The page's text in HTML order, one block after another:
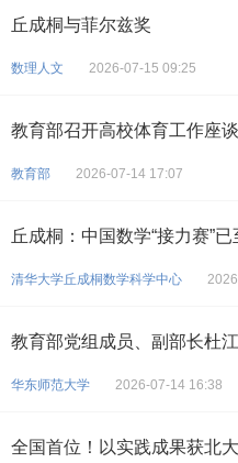
丘成桐与菲尔兹奖
数理人文 2026-07-15 09:25
教育部召开高校体育工作座
教育部 2026-07-14 17:07
丘成桐：中国数学“接力赛”
清华大学丘成桐数学科学中心
教育部党组成员、副部长杜
华东师范大学 2026-07-14 16:38
全国首位！以实践成果获北